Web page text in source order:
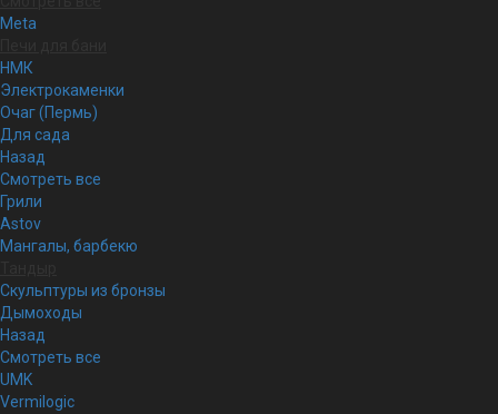
Meta
НМК
Электрокаменки
Очаг (Пермь)
Для сада
Назад
Смотреть все
Грили
Astov
Мангалы, барбекю
Скульптуры из бронзы
Дымоходы
Назад
Смотреть все
UMK
Vermilogic